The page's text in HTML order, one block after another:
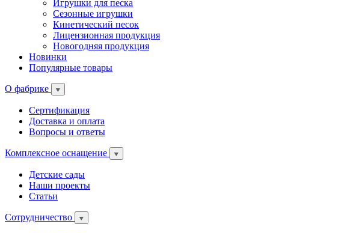
Игрушки для песка
Сезонные игрушки
Кинетический песок
Лицензионная продукция
Новогодняя продукция
Новинки
Популярные товары
О фабрике
Сертификация
Доставка и оплата
Вопросы и ответы
Комплексное оснащение
Детские сады
Наши проекты
Статьи
Сотрудничество